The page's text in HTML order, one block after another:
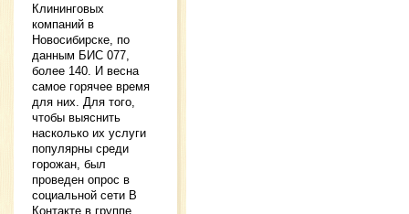
Клининговых
компаний в
Новосибирске, по
данным БИС 077,
более 140. И весна
самое горячее время
для них. Для того,
чтобы выяснить
насколько их услуги
популярны среди
горожан, был
проведен опрос в
социальной сети В
Контакте в группе